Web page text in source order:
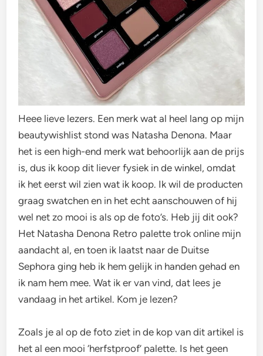
Heee lieve lezers. Een merk wat al heel lang op mijn
beautywishlist stond was Natasha Denona. Maar
het is een high-end merk wat behoorlijk aan de prijs
is, dus ik koop dit liever fysiek in de winkel, omdat
ik het eerst wil zien wat ik koop. Ik wil de producten
graag swatchen en in het echt aanschouwen of hij
wel net zo mooi is als op de foto’s. Heb jij dit ook?
Het Natasha Denona Retro palette trok online mijn
aandacht al, en toen ik laatst naar de Duitse
Sephora ging heb ik hem gelijk in handen gehad en
ik nam hem mee. Wat ik er van vind, dat lees je
vandaag in het artikel. Kom je lezen?
Zoals je al op de foto ziet in de kop van dit artikel is
het al een mooi ‘herfstproof’ palette. Is het geen